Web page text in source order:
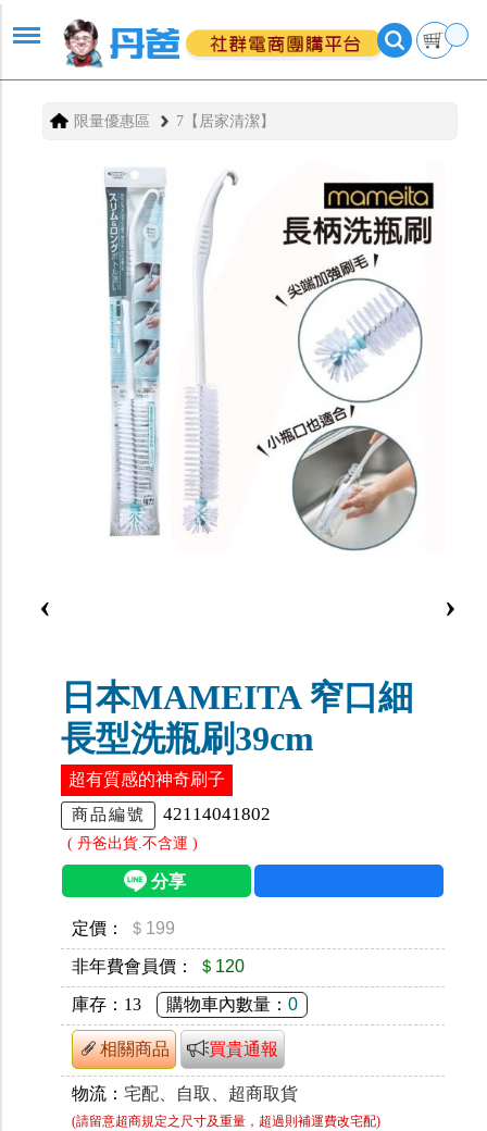
限量優惠區 7【居家清潔】
‹ ›
日本MAMEITA 窄口細
長型洗瓶刷39cm
超有質感的神奇刷子
商品編號 42114041802
( 丹爸出貨.不含運 )
定價： ＄199
非年費會員價： ＄120
庫存： 13 購物車內數量： 0
相關商品 買貴通報
物流： 宅配、自取、超商取貨
(請留意超商規定之尺寸及重量，超過則補運費改宅配)